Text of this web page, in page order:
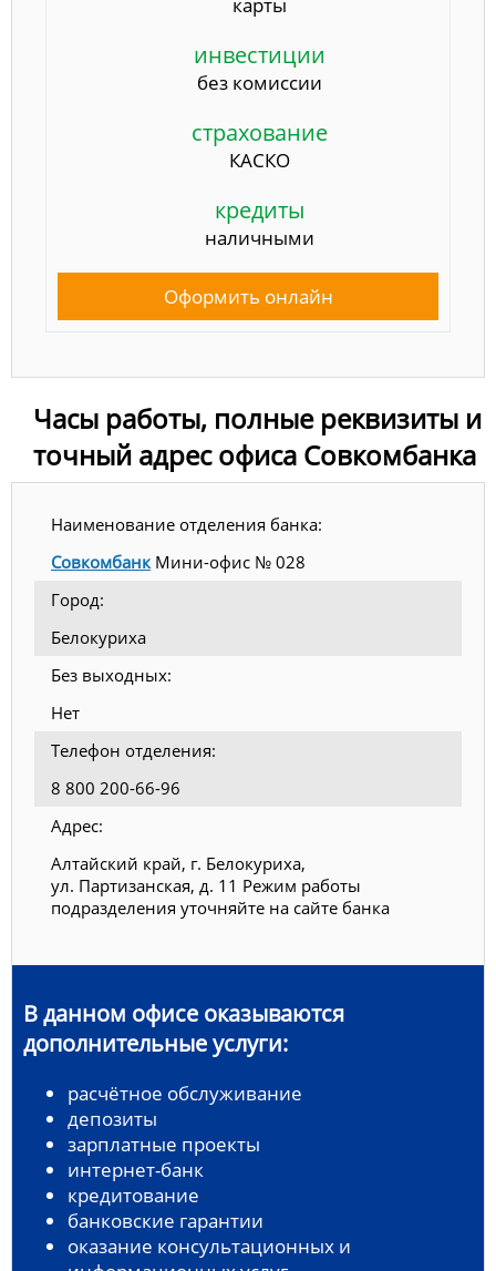
инвестиции
без комиссии
страхование
КАСКО
кредиты
наличными
Оформить онлайн
Часы работы, полные реквизиты и
точный адрес офиса Совкомбанка
Наименование отделения банка:
СовкомбанкМини-офис № 028
Город:
Белокуриха
Без выходных:
Нет
Телефон отделения:
8 800 200-66-96
Адрес:
Алтайский край, г. Белокуриха,
ул. Партизанская, д. 11 Режим работы
подразделения уточняйте на сайте банка
В данном офисе оказываются
дополнительные услуги:
расчётное обслуживание
депозиты
зарплатные проекты
интернет-банк
кредитование
банковские гарантии
оказание консультационных и